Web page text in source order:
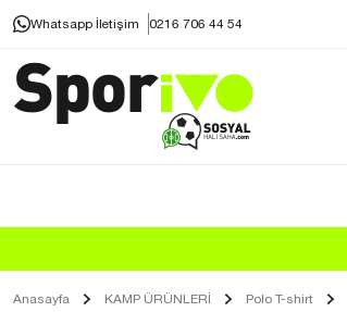
Whatsapp İletişim 0216 706 44 54
Anasayfa KAMP ÜRÜNLERİ Polo T-shirt